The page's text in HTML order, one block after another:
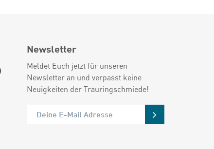
Newsletter
Meldet Euch jetzt für unseren
Newsletter an und verpasst keine
Neuigkeiten der Trauringschmiede!